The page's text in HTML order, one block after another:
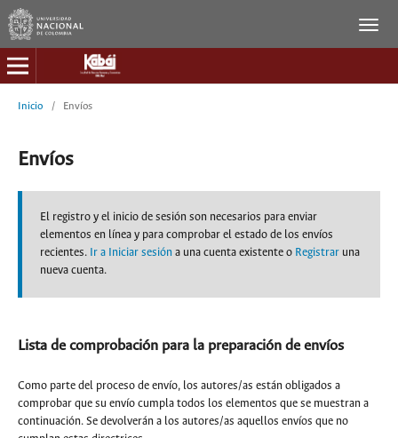
Inicio / Envíos
Envíos
El registro y el inicio de sesión son necesarios para enviar
elementos en línea y para comprobar el estado de los envíos
recientes. Ir a Iniciar sesión a una cuenta existente o Registrar una
nueva cuenta.
Lista de comprobación para la preparación de envíos
Como parte del proceso de envío, los autores/as están obligados a
comprobar que su envío cumpla todos los elementos que se muestran a
continuación. Se devolverán a los autores/as aquellos envíos que no